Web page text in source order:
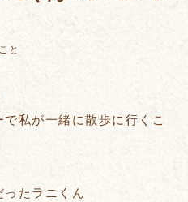
と
私が一緒に散歩に行くこ
たラニくん